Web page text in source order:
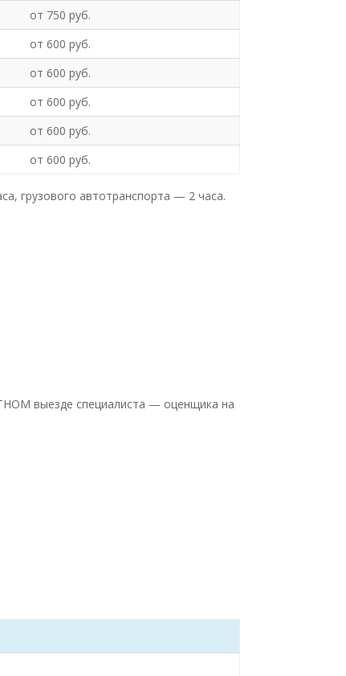
от 750 руб.
от 600 руб.
от 600 руб.
от 600 руб.
от 600 руб.
от 600 руб.
грузового автотранспорта — 2 часа.
выезде специалиста — оценщика на